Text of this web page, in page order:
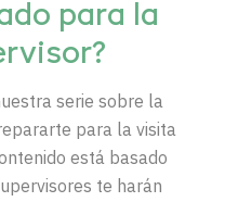
para la
serie sobre la
para la visita
está basado
te harán